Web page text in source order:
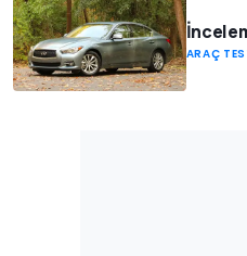
ARAÇ